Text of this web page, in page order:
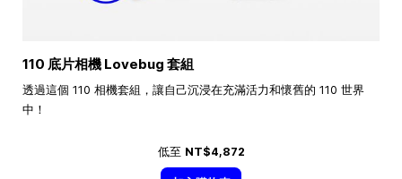
110 底片相機 Lovebug 套組
透過這個 110 相機套組，讓自己沉浸在充滿活力和懷舊的 110 世界
中！
低至 NT$4,872